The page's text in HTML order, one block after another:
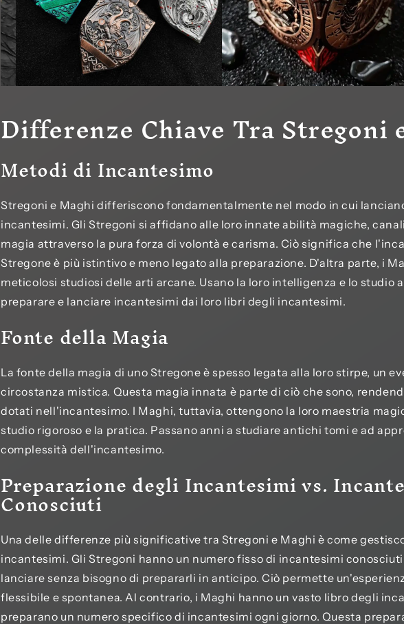
Differenze Chiave Tra Stregoni
Metodi di Incantesimo
Stregoni e Maghi differiscono fondamentalmente nel modo in cui
incantesimi. Gli Stregoni si affidano alle loro innate abilità magiche,
magia attraverso la pura forza di volontà e carisma. Ciò significa che
Stregone è più istintivo e meno legato alla preparazione. D'altra parte, i
meticolosi studiosi delle arti arcane. Usano la loro intelligenza e lo studio
preparare e lanciare incantesimi dai loro libri degli incantesimi.
Fonte della Magia
La fonte della magia di uno Stregone è spesso legata alla loro stirpe, un
circostanza mistica. Questa magia innata è parte di ciò che sono,
dotati nell'incantesimo. I Maghi, tuttavia, ottengono la loro maestria
studio rigoroso e la pratica. Passano anni a studiare antichi tomi e ad
complessità dell'incantesimo.
Preparazione degli Incantesimi vs.
Conosciuti
Una delle differenze più significative tra Stregoni e Maghi è come
incantesimi. Gli Stregoni hanno un numero fisso di incantesimi
lanciare senza bisogno di prepararli in anticipo. Ciò permette
flessibile e spontanea. Al contrario, i Maghi hanno un vasto libro degli
preparano un numero specifico di incantesimi ogni giorno. Questa